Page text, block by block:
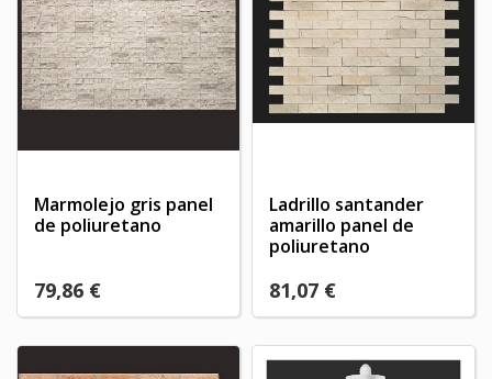
Marmolejo gris panel
de poliuretano
79,86 €
Ladrillo santander
amarillo panel de
poliuretano
81,07 €